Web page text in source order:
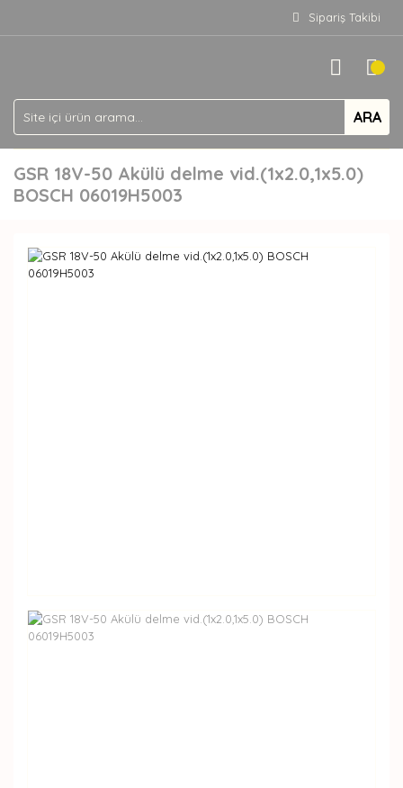
Sipariş Takibi
ARA
GSR 18V-50 Akülü delme vid.(1x2.0,1x5.0)
BOSCH 06019H5003